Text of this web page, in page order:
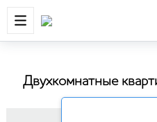
НОВОСТРОЙКИ
Двухкомнатные